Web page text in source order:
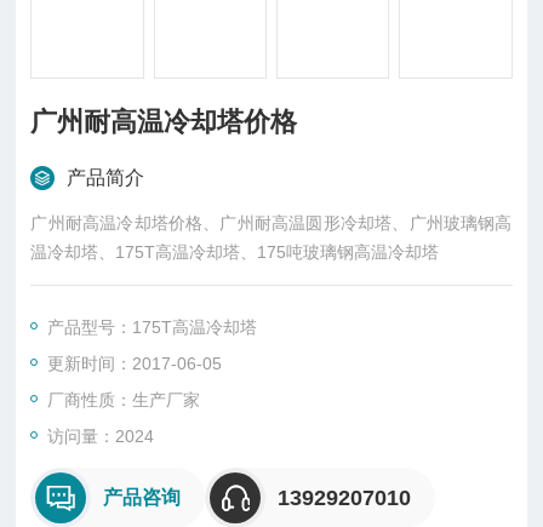
广州耐高温冷却塔价格
产品简介
广州耐高温冷却塔价格、广州耐高温圆形冷却塔、广州玻璃钢高
温冷却塔、175T高温冷却塔、175吨玻璃钢高温冷却塔
产品型号：175T高温冷却塔
更新时间：2017-06-05
厂商性质：生产厂家
访问量：2024
产品咨询 13929207010